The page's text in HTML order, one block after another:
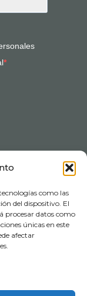
como las
del dispositivo. El
procesar datos como
únicas en este
afectar